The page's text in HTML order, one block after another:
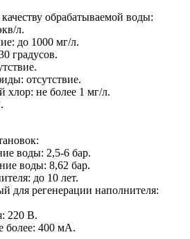
обрабатываемой воды:
л.
до 1000 мг/л.
градусов.
отсутствие.
не более 1 мг/л.
воды: 2,5-6 бар.
воды: 8,62 бар.
до 10 лет.
для регенерации наполнителя:
220 В.
более: 400 мА.